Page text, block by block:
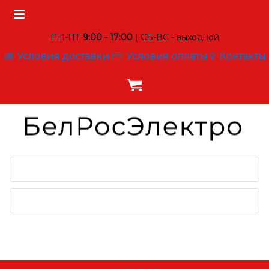
ПН-ПТ 9:00 - 17:00| СБ-ВС - выходной
Условия доставки Условия оплаты Контакты